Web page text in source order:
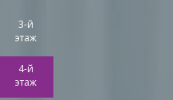
3-й
этаж
4-й
этаж